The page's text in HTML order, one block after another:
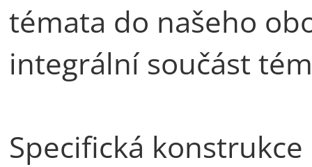
témata do našeho
integrální součást
Specifická